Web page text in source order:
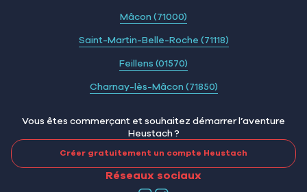
Mâcon (71000)
Saint-Martin-Belle-Roche (71118)
Feillens (01570)
Charnay-lès-Mâcon (71850)
Vous êtes commerçant et souhaitez démarrer l’aventure
Heustach ?
Créer gratuitement un compte Heustach
Réseaux sociaux